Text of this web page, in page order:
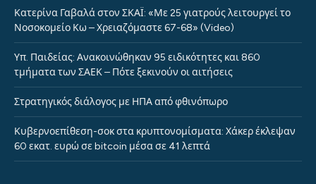
Κατερίνα Γαβαλά στον ΣΚΑΪ: «Με 25 γιατρούς λειτουργεί το
Νοσοκομείο Κω – Χρειαζόμαστε 67-68» (Video)
Υπ. Παιδείας: Ανακοινώθηκαν 95 ειδικότητες και 860
τμήματα των ΣΑΕΚ – Πότε ξεκινούν οι αιτήσεις
Στρατηγικός διάλογος με ΗΠΑ από φθινόπωρο
Κυβερνοεπίθεση-σοκ στα κρυπτονομίσματα: Χάκερ έκλεψαν
60 εκατ. ευρώ σε bitcoin μέσα σε 41 λεπτά